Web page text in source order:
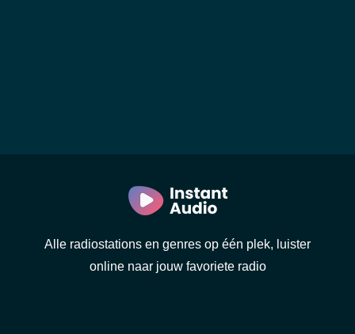
Alle radiostations en genres op één plek, luister
online naar jouw favoriete radio